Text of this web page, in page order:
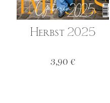
Herbst 2025
3,90 €